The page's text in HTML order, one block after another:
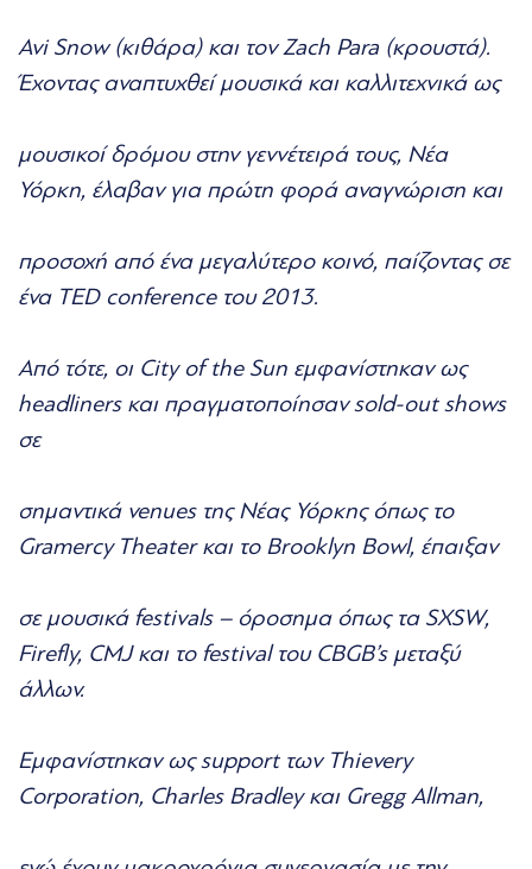
Avi Snow (κιθάρα) και τον Zach Para (κρουστά).
Έχοντας αναπτυχθεί μουσικά και καλλιτεχνικά ως
μουσικοί δρόμου στην γεννέτειρά τους, Νέα
Υόρκη, έλαβαν για πρώτη φορά αναγνώριση και
προσοχή από ένα μεγαλύτερο κοινό, παίζοντας σε
ένα TED conference του 2013.
Από τότε, οι City of the Sun εμφανίστηκαν ως
headliners και πραγματοποίησαν sold-out shows
σε
σημαντικά venues της Νέας Υόρκης όπως το
Gramercy Theater και το Brooklyn Bowl, έπαιξαν
σε μουσικά festivals – όροσημα όπως τα SXSW,
Firefly, CMJ και το festival του CBGB’s μεταξύ
άλλων.
Εμφανίστηκαν ως support των Thievery
Corporation, Charles Bradley και Gregg Allman,